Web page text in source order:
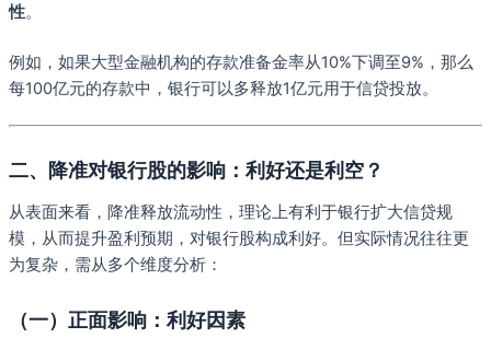
性。
例如，如果大型金融机构的存款准备金率从10%下调至9%，那么
每100亿元的存款中，银行可以多释放1亿元用于信贷投放。
二、降准对银行股的影响：利好还是利空？
从表面来看，降准释放流动性，理论上有利于银行扩大信贷规
模，从而提升盈利预期，对银行股构成利好。但实际情况往往更
为复杂，需从多个维度分析：
（一）正面影响：利好因素